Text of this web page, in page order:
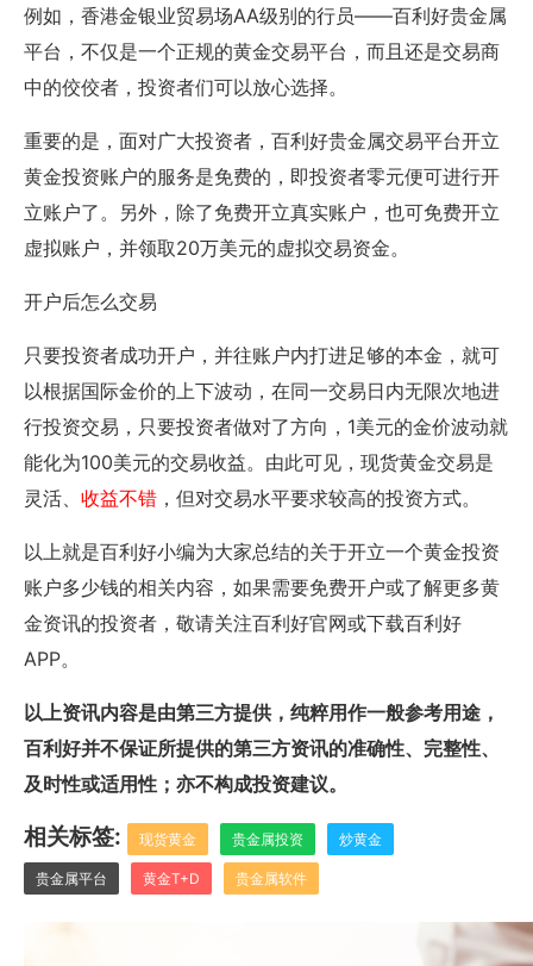
例如，香港金银业贸易场AA级别的行员——百利好贵金属
平台，不仅是一个正规的黄金交易平台，而且还是交易商
中的佼佼者，投资者们可以放心选择。
重要的是，面对广大投资者，百利好贵金属交易平台开立
黄金投资账户的服务是免费的，即投资者零元便可进行开
立账户了。另外，除了免费开立真实账户，也可免费开立
虚拟账户，并领取20万美元的虚拟交易资金。
开户后怎么交易
只要投资者成功开户，并往账户内打进足够的本金，就可
以根据国际金价的上下波动，在同一交易日内无限次地进
行投资交易，只要投资者做对了方向，1美元的金价波动就
能化为100美元的交易收益。由此可见，现货黄金交易是
灵活、 收益不错 ，但对交易水平要求较高的投资方式。
以上就是百利好小编为大家总结的关于开立一个黄金投资
账户多少钱的相关内容，如果需要免费开户或了解更多黄
金资讯的投资者，敬请关注百利好官网或下载百利好
APP。
以上资讯内容是由第三方提供，纯粹用作一般参考用途，
百利好并不保证所提供的第三方资讯的准确性、完整性、
及时性或适用性；亦不构成投资建议。
相关标签: 现货黄金 贵金属投资 炒黄金
贵金属平台 黄金T+D 贵金属软件